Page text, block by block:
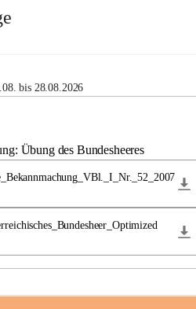
bis 28.08.2026
Übung des Bundesheeres